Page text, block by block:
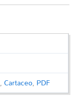
,Cartaceo, PDF